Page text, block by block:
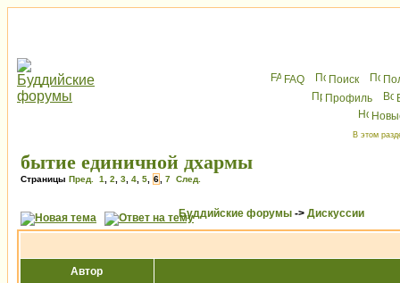
FAQ Поиск
Профиль
В этом
бытие единичной дхармы
Страницы Пред. 1 2 3 4 5 6 7 След.
Буддийские форумы -> Дискуссии
Автор